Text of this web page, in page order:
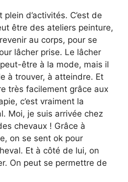
d’activités. C’est de
être des ateliers peinture,
au corps, pour se
lâcher prise. Le lâcher
être à la mode, mais il
à trouver, à atteindre. Et
très facilement grâce aux
c’est vraiment la
Moi, je suis arrivée chez
chevaux ! Grâce à
on se sent ok pour
Et à côté de lui, on
On peut se permettre de